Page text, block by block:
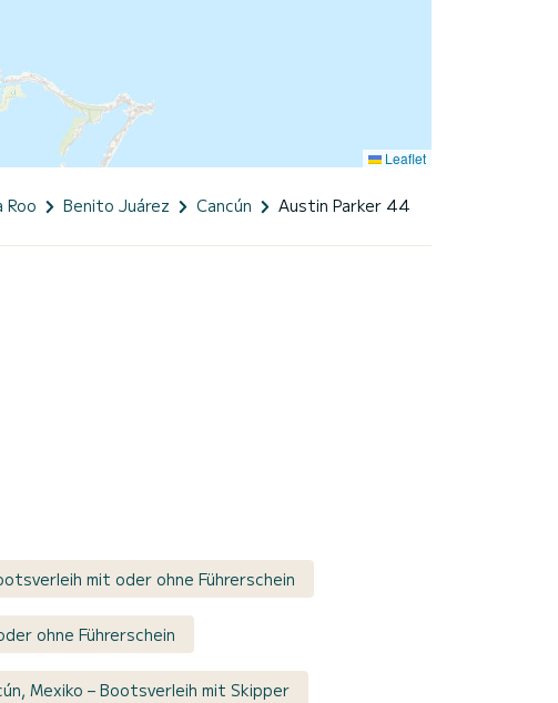
Leaflet
Roo Benito Juárez Cancún Austin Parker 44
mit oder ohne Führerschein
ohne Führerschein
Mexiko – Bootsverleih mit Skipper